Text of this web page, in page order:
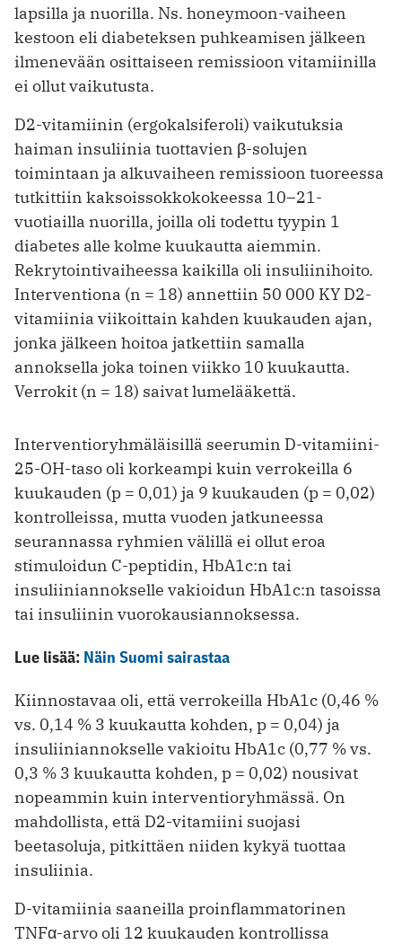
lapsilla ja nuorilla. Ns. honeymoon-vaiheen
kestoon eli diabeteksen puhkeamisen jälkeen
ilmenevään osittaiseen remissioon vitamiinilla
ei ollut vaikutusta.
D2-vitamiinin (ergokalsiferoli) vaikutuksia
haiman insuliinia tuottavien β-solujen
toimintaan ja alkuvaiheen remissioon tuoreessa
tutkittiin kaksoissokkokokeessa 10–21-
vuotiailla nuorilla, joilla oli todettu tyypin 1
diabetes alle kolme kuukautta aiemmin.
Rekrytointivaiheessa kaikilla oli insuliinihoito.
Interventiona (n = 18) annettiin 50 000 KY D2-
vitamiinia viikoittain kahden kuukauden ajan,
jonka jälkeen hoitoa jatkettiin samalla
annoksella joka toinen viikko 10 kuukautta.
Verrokit (n = 18) saivat lumelääkettä.
Interventioryhmäläisillä seerumin D-vitamiini-
25-OH-taso oli korkeampi kuin verrokeilla 6
kuukauden (p = 0,01) ja 9 kuukauden (p = 0,02)
kontrolleissa, mutta vuoden jatkuneessa
seurannassa ryhmien välillä ei ollut eroa
stimuloidun C-peptidin, HbA1c:n tai
insuliiniannokselle vakioidun HbA1c:n tasoissa
tai insuliinin vuorokausiannoksessa.
Lue lisää: Näin Suomi sairastaa
Kiinnostavaa oli, että verrokeilla HbA1c (0,46 %
vs. 0,14 % 3 kuukautta kohden, p = 0,04) ja
insuliiniannokselle vakioitu HbA1c (0,77 % vs.
0,3 % 3 kuukautta kohden, p = 0,02) nousivat
nopeammin kuin interventioryhmässä. On
mahdollista, että D2-vitamiini suojasi
beetasoluja, pitkittäen niiden kykyä tuottaa
insuliinia.
D-vitamiinia saaneilla proinflammatorinen
TNFα-arvo oli 12 kuukauden kontrollissa